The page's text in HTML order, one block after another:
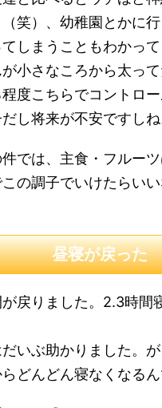
笑）、幼稚園とかに
しまうこともわかっ
が小さなころから太っ
度こちらでコントロ
し将来が不安ですしね
では、主食・フルー
の調子でいけたらい
昼寝が戻った
戻りました。2.3時間
いぶ助かりました。
どんどん寝なくなるん